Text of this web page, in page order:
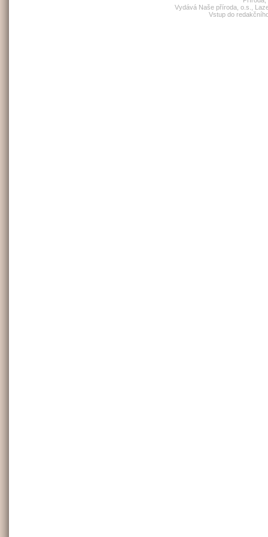
Vydává Naše příroda, o.s.,
Vstup do